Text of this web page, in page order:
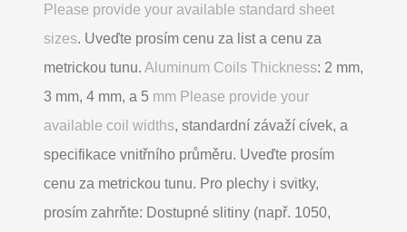
Please provide your available standard sheet
sizes. Uveďte prosím cenu za list a cenu za
metrickou tunu. Aluminum Coils Thickness: 2 mm,
3 mm, 4 mm, a 5 mm Please provide your
available coil widths, standardní závaží cívek, a
specifikace vnitřního průměru. Uveďte prosím
cenu za metrickou tunu. Pro plechy i svitky,
prosím zahrňte: Dostupné slitiny (např. 1050,